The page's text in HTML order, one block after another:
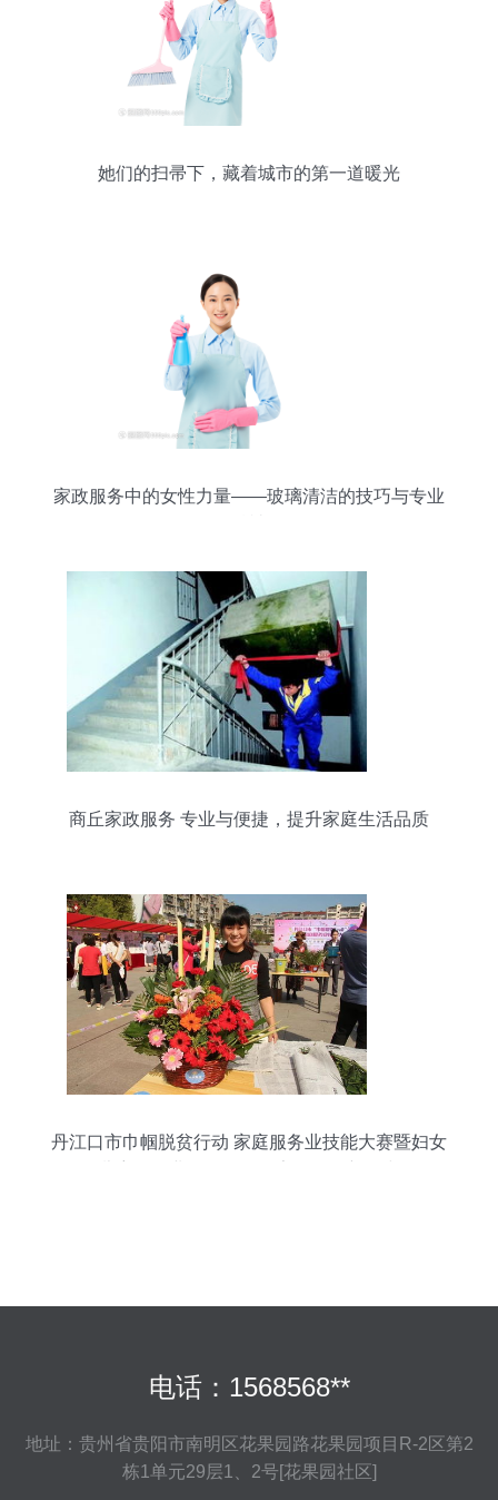
她们的扫帚下，藏着城市的第一道暖光
家政服务中的女性力量——玻璃清洁的技巧与专业
商丘家政服务 专业与便捷，提升家庭生活品质
丹江口市巾帼脱贫行动 家庭服务业技能大赛暨妇女
电话：1568568**
地址：贵州省贵阳市南明区花果园路花果园项目R-2区第2
栋1单元29层1、2号[花果园社区]